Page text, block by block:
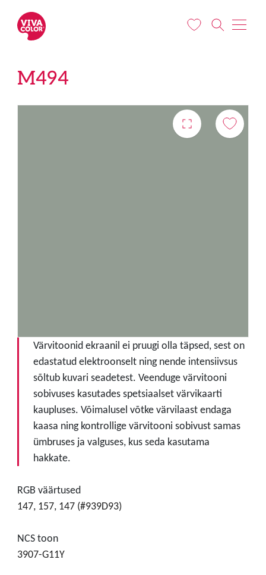
M494
Värvitoonid ekraanil ei pruugi olla täpsed, sest on
edastatud elektroonselt ning nende intensiivsus
sõltub kuvari seadetest. Veenduge värvitooni
sobivuses kasutades spetsiaalset värvikaarti
kaupluses. Võimalusel võtke värvilaast endaga
kaasa ning kontrollige värvitooni sobivust samas
ümbruses ja valguses, kus seda kasutama
hakkate.
RGB väärtused
147, 157, 147 (#939D93)
NCS toon
3907-G11Y